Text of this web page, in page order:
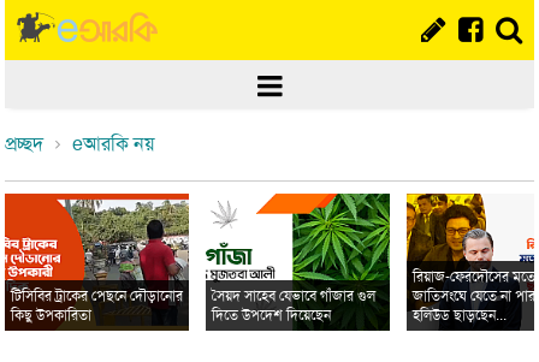
প্রচ্ছদ eআরকি নয়
টিসিবির ট্রাকের পেছনে দৌড়ানোর
কিছু উপকারিতা
সৈয়দ সাহেব যেভাবে গাঁজার গুল
দিতে উপদেশ দিয়েছেন
রিয়াজ-ফেরদৌসের মতো
জাতিসংঘে যেতে না
হলিউড ছাড়ছেন...